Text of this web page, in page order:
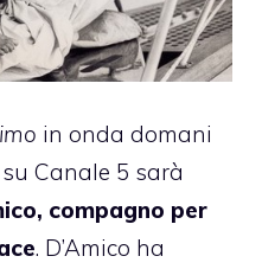
in onda domani
Canale 5 sarà
compagno per
. D’Amico ha